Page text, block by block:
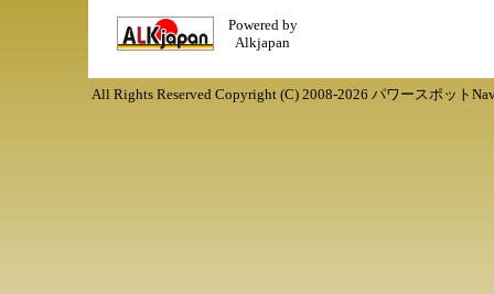
Powered by
Alkjapan
All Rights Reserved Copyright (C) 2008-2026 パワースポット